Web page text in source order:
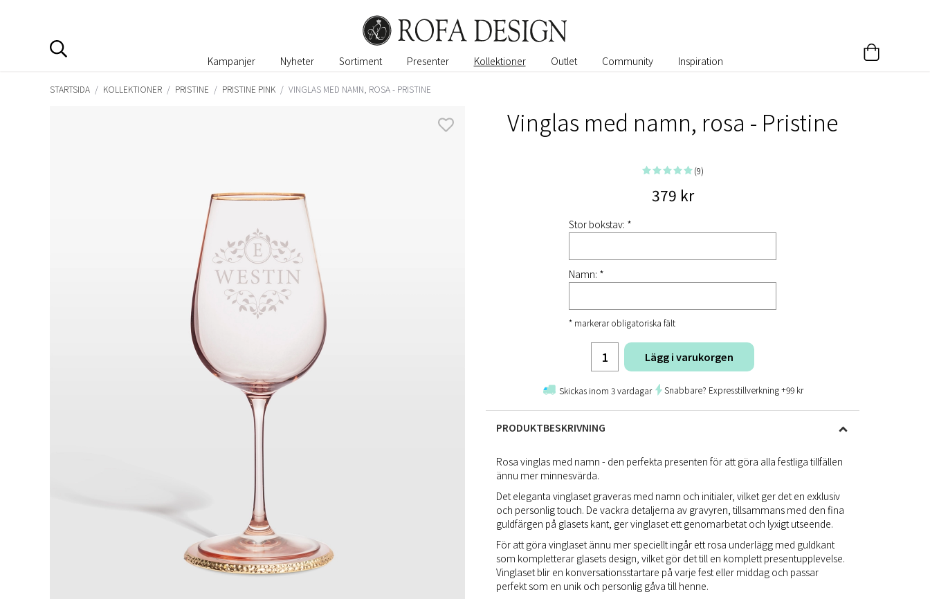
Kampanjer Nyheter Sortiment Presenter Kollektioner Outlet Community Inspiration
STARTSIDA / KOLLEKTIONER / PRISTINE / PRISTINE PINK / VINGLAS MED NAMN, ROSA - PRISTINE
Vinglas med namn, rosa - Pristine
(9)
379 kr
Stor bokstav: *
Namn: *
* markerar obligatoriska fält
Lägg i varukorgen
Skickas inom 3 vardagar Snabbare? Expresstillverkning +99 kr
PRODUKTBESKRIVNING
Rosa vinglas med namn - den perfekta presenten för att göra alla festliga tillfällen
ännu mer minnesvärda.
Det eleganta vinglaset graveras med namn och initialer, vilket ger det en exklusiv
och personlig touch. De vackra detaljerna av gravyren, tillsammans med den fina
guldfärgen på glasets kant, ger vinglaset ett genomarbetat och lyxigt utseende.
För att göra vinglaset ännu mer speciellt ingår ett rosa underlägg med guldkant
som kompletterar glasets design, vilket gör det till en komplett presentupplevelse.
Vinglaset blir en konversationsstartare på varje fest eller middag och passar
perfekt som en unik och personlig gåva till henne.